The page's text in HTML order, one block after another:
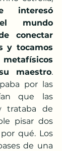
interesó
mundo
conectar
y tocamos
maestro.
por las
que las
trataba de
pisar dos
qué. Los
de una